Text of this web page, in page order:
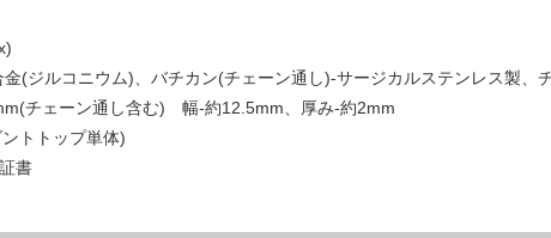
(ジルコニウム)、バチカン(チェーン通し)-サージカルステンレス製、
チェーン通し含む) 幅-約12.5mm、厚み-約2mm
トトップ単体)
書